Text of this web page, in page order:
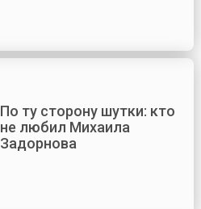
По ту сторону шутки: кто
не любил Михаила
Задорнова